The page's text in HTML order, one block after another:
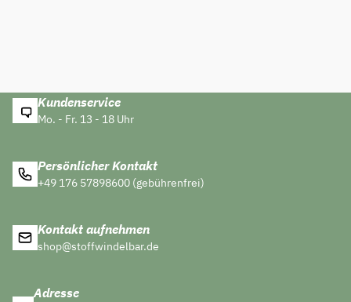
Kundenservice
Mo. - Fr. 13 - 18 Uhr
Persönlicher Kontakt
+49 176 57898600 (gebührenfrei)
Kontakt aufnehmen
shop@stoffwindelbar.de
Adresse